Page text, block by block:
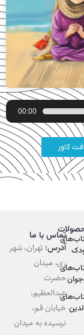
00:00
کاور
تماس با ما
آدرس: تهران، شهر
ری، میدان
حضرت
عبدالعظیم،
خیابان قم،
نرسیده به میدان